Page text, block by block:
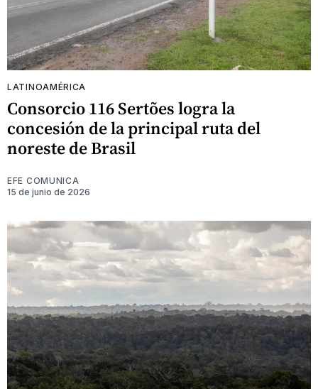
LATINOAMÉRICA
Consorcio 116 Sertões logra la
concesión de la principal ruta del
noreste de Brasil
EFE COMUNICA
15 de junio de 2026